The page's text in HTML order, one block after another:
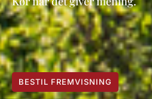
BESTIL FREMVISNING